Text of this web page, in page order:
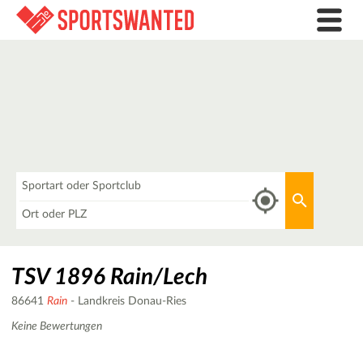
TSV 1896 Rain/Lech
86641 Rain - Landkreis Donau-Ries
Keine Bewertungen